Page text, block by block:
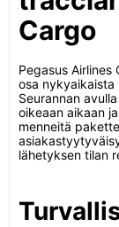
Cargo
Pegasus
osa nykyaikaista
Seurannan
oikeaan aikaan
menneitä
lähetyksen tilan